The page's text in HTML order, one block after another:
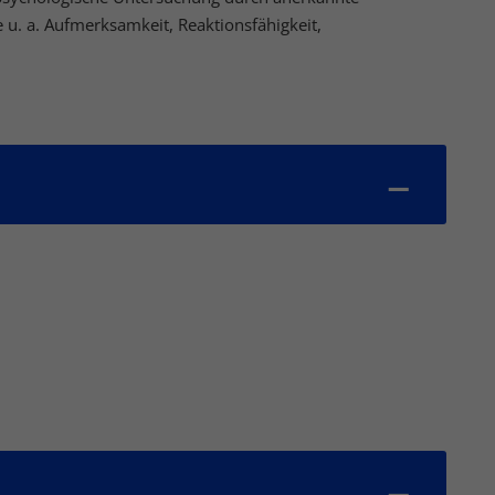
a. Aufmerksamkeit, Reaktionsfähigkeit,